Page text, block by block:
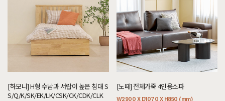
[[까사] G형 저상형 힐링굿침대 서랍형 SS/Q/K/SK/EK/LK]
7월 25일 경기 부천 한**고객님 주문제작 설치후기입니다
[[커린] 엘리 A형 5단서랍장 : 제이드그린]
7월 25일 충북 진천 이**고객님 주문제작 설치후기입니다
[[블랙러버] 다크 B형 슬라이드책상 다크러버]
7월 25일 충북 진천 이**고객님 설치후기입니다
[[블랙라벨매트리스] 기획특별한가격 SS/Q/K/SK/EK/LK]
[하모니] H형 수납과 서랍이 높은 침대 S
S/Q/K/SK/EK/LK/CSK/CK/CDK/CLK
[노떼] 전체가죽 4인용소파
W2900 X D1070 X H850 (mm)